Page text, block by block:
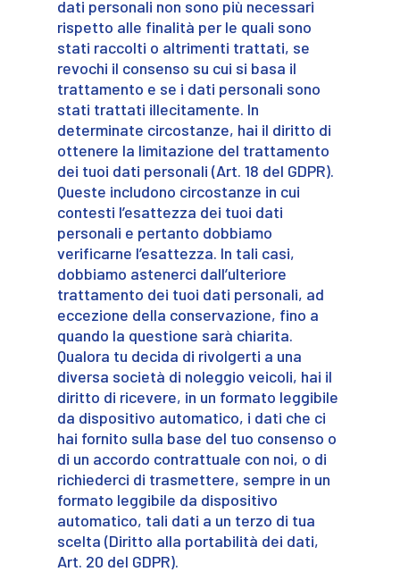
dati personali non sono più necessari
rispetto alle finalità per le quali sono
stati raccolti o altrimenti trattati, se
revochi il consenso su cui si basa il
trattamento e se i dati personali sono
stati trattati illecitamente. In
determinate circostanze, hai il diritto di
ottenere la limitazione del trattamento
dei tuoi dati personali (Art. 18 del GDPR).
Queste includono circostanze in cui
contesti l’esattezza dei tuoi dati
personali e pertanto dobbiamo
verificarne l’esattezza. In tali casi,
dobbiamo astenerci dall’ulteriore
trattamento dei tuoi dati personali, ad
eccezione della conservazione, fino a
quando la questione sarà chiarita.
Qualora tu decida di rivolgerti a una
diversa società di noleggio veicoli, hai il
diritto di ricevere, in un formato leggibile
da dispositivo automatico, i dati che ci
hai fornito sulla base del tuo consenso o
di un accordo contrattuale con noi, o di
richiederci di trasmettere, sempre in un
formato leggibile da dispositivo
automatico, tali dati a un terzo di tua
scelta (Diritto alla portabilità dei dati,
Art. 20 del GDPR).